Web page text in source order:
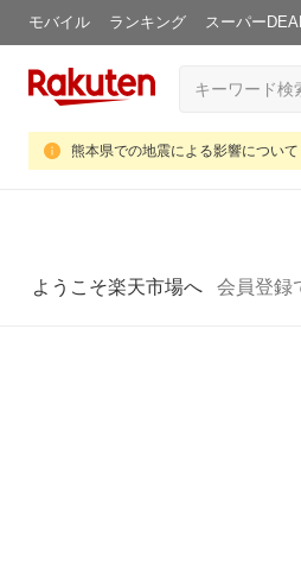
モバイル ランキング スーパー
熊本県での地震による影響について
ようこそ楽天市場へ 会員登録